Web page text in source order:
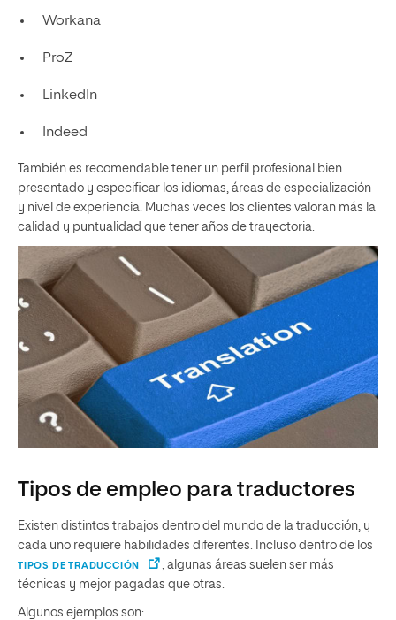
Workana
ProZ
LinkedIn
Indeed
También es recomendable tener un perfil profesional bien
presentado y especificar los idiomas, áreas de especialización
y nivel de experiencia. Muchas veces los clientes valoran más la
calidad y puntualidad que tener años de trayectoria.
Tipos de empleo para traductores
Existen distintos trabajos dentro del mundo de la traducción, y
cada uno requiere habilidades diferentes. Incluso dentro de los
TIPOS DE TRADUCCIÓN
, algunas áreas suelen ser más
técnicas y mejor pagadas que otras.
Algunos ejemplos son: